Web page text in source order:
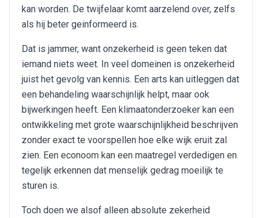
kan worden. De twijfelaar komt aarzelend over, zelfs
als hij beter geinformeerd is.
Dat is jammer, want onzekerheid is geen teken dat
iemand niets weet. In veel domeinen is onzekerheid
juist het gevolg van kennis. Een arts kan uitleggen dat
een behandeling waarschijnlijk helpt, maar ook
bijwerkingen heeft. Een klimaatonderzoeker kan een
ontwikkeling met grote waarschijnlijkheid beschrijven
zonder exact te voorspellen hoe elke wijk eruit zal
zien. Een econoom kan een maatregel verdedigen en
tegelijk erkennen dat menselijk gedrag moeilijk te
sturen is.
Toch doen we alsof alleen absolute zekerheid